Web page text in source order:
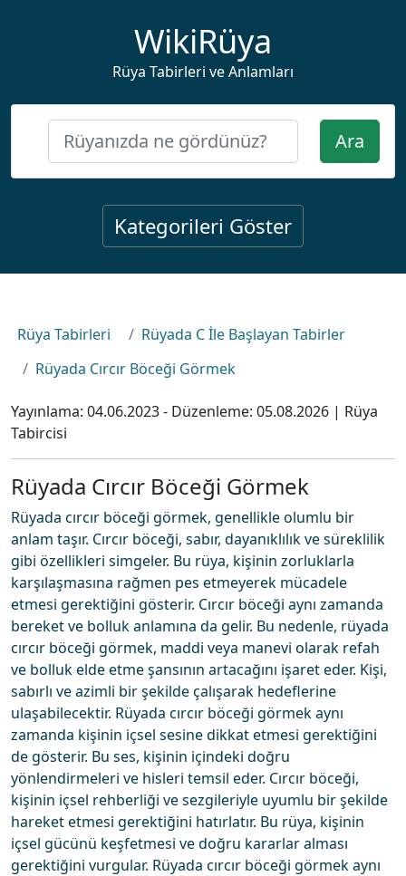
WikiRüya
Rüya Tabirleri ve Anlamları
Ara
Kategorileri Göster
Rüya Tabirleri
Rüyada C İle Başlayan Tabirler
Rüyada Cırcır Böceği Görmek
Yayınlama: 04.06.2023- Düzenleme: 05.08.2026 | Rüya
Tabircisi
Rüyada Cırcır Böceği Görmek
Rüyada cırcır böceği görmek, genellikle olumlu bir
anlam taşır. Cırcır böceği, sabır, dayanıklılık ve süreklilik
gibi özellikleri simgeler. Bu rüya, kişinin zorluklarla
karşılaşmasına rağmen pes etmeyerek mücadele
etmesi gerektiğini gösterir. Cırcır böceği aynı zamanda
bereket ve bolluk anlamına da gelir. Bu nedenle, rüyada
cırcır böceği görmek, maddi veya manevi olarak refah
ve bolluk elde etme şansının artacağını işaret eder. Kişi,
sabırlı ve azimli bir şekilde çalışarak hedeflerine
ulaşabilecektir. Rüyada cırcır böceği görmek aynı
zamanda kişinin içsel sesine dikkat etmesi gerektiğini
de gösterir. Bu ses, kişinin içindeki doğru
yönlendirmeleri ve hisleri temsil eder. Cırcır böceği,
kişinin içsel rehberliği ve sezgileriyle uyumlu bir şekilde
hareket etmesi gerektiğini hatırlatır. Bu rüya, kişinin
içsel gücünü keşfetmesi ve doğru kararlar alması
gerektiğini vurgular. Rüyada cırcır böceği görmek aynı